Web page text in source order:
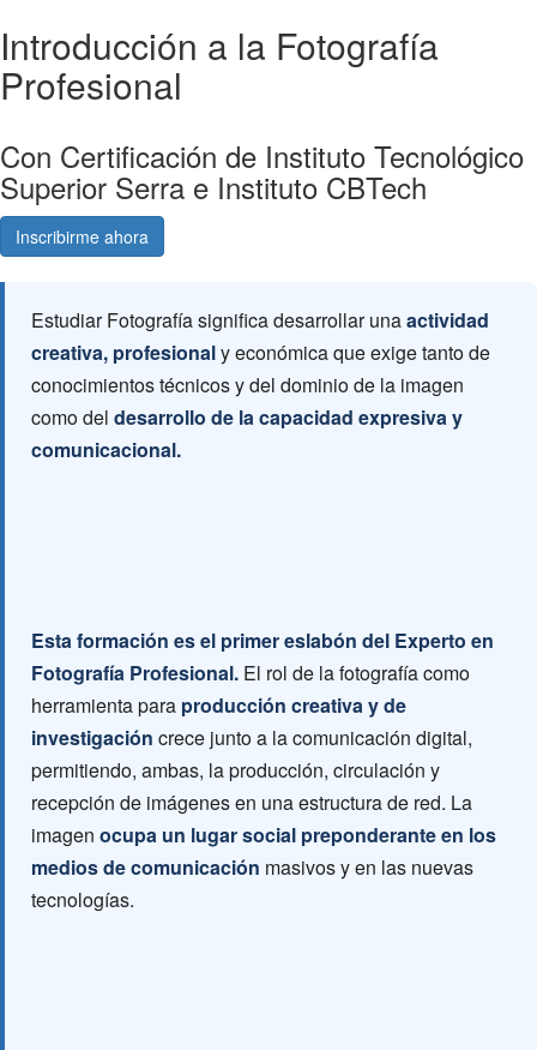
Introducción a la Fotografía
Profesional
Con Certificación de Instituto Tecnológico
Superior Serra e Instituto CBTech
Inscribirme ahora
Estudiar Fotografía significa desarrollar unaactividad
creativa, profesionaly económica que exige tanto de
conocimientos técnicos y del dominio de la imagen
como del desarrollo de la capacidad expresiva y
comunicacional.
Esta formación es el primer eslabón del Experto en
Fotografía Profesional. El rol de la fotografía como
herramienta para producción creativa y de
investigación crece junto a la comunicación digital,
permitiendo, ambas, la producción, circulación y
recepción de imágenes en una estructura de red. La
imagen ocupa un lugar social preponderante en los
medios de comunicación masivos y en las nuevas
tecnologías.